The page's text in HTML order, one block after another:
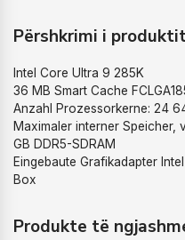
Përshkrimi i
Intel Core Ultra 9 285K
36 MB Smart Cache
Anzahl Prozessorkerne: 24
Maximaler interner Speicher,
GB DDR5-SDRAM
Eingebaute Grafikadapter
Box
Produkte të